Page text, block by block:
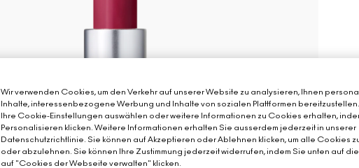
Wir verwenden Cookies, um den Verkehr auf unserer Website zu analysieren, Ihnen
Inhalte, interessenbezogene Werbung und Inhalte von sozialen Plattformen
Ihre Cookie-Einstellungen auswählen oder weitere Informationen zu Cookies erhalten,
Personalisieren klicken. Weitere Informationen erhalten Sie ausserdem jederzeit in unserer
Datenschutzrichtlinie. Sie können auf Akzeptieren oder Ablehnen klicken, um alle Cookies
oder abzulehnen. Sie können Ihre Zustimmung jederzeit widerrufen, indem Sie unten auf
auf "Cookies der Webseite verwalten" klicken.